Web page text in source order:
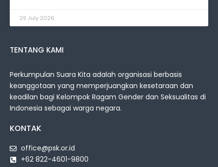
29 July 2026
TENTANG KAMI
Perkumpulan Suara Kita adalah organisasi berbasis
keanggotaan yang memperjuangkan kesetaraan dan
keadilan bagi Kelompok Ragam Gender dan Seksualitas di
Indonesia sebagai warga negara.
KONTAK
office@psk.or.id
+62 822-4601-9800